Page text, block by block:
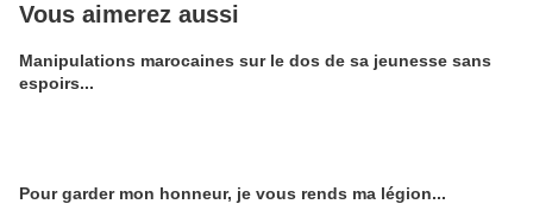
Vous aimerez aussi
Manipulations marocaines sur le dos de sa jeunesse sans
espoirs...
Pour garder mon honneur, je vous rends ma légion...